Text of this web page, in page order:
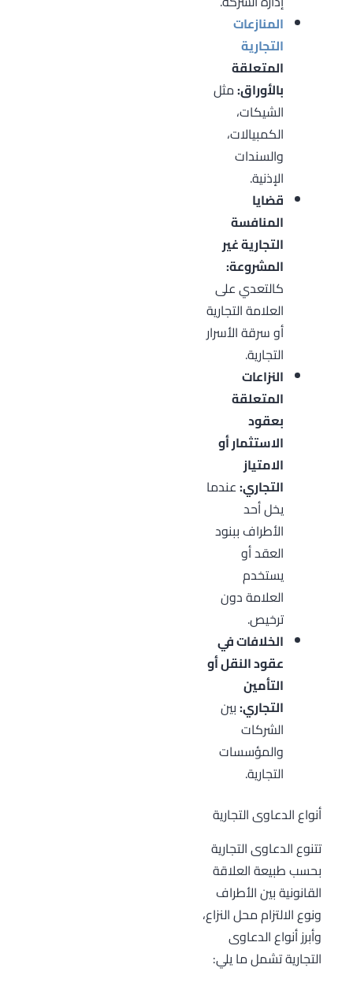
المنازعات
التجارية
المتعلقة
بالأوراق:مثل
الشيكات،
الكمبيالات،
والسندات
الإذنية.
قضايا
المنافسة
التجارية غير
المشروعة:
كالتعدي على
العلامة التجارية
أو سرقة الأسرار
التجارية.
النزاعات
المتعلقة
بعقود
الاستثمار أو
الامتياز
التجاري:عندما
يخل أحد
الأطراف ببنود
العقد أو
يستخدم
العلامة دون
ترخيص.
الخلافات في
عقود النقل أو
التأمين
التجاري:بين
الشركات
والمؤسسات
التجارية.
أنواع الدعاوى التجارية
تتنوع الدعاوى التجارية
بحسب طبيعة العلاقة
القانونية بين الأطراف
ونوع الالتزام محل النزاع،
وأبرز أنواع الدعاوى
التجارية تشمل ما يلي: